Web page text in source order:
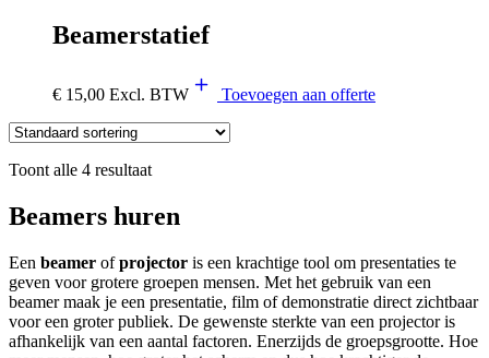
Beamerstatief
€ 15,00 Excl. BTW Toevoegen aan offerte
Toont alle 4 resultaat
Beamers huren
Een beamer ofprojector is een krachtige tool om presentaties te
geven voor grotere groepen mensen. Met het gebruik van een
beamer maak je een presentatie, film of demonstratie direct zichtbaar
voor een groter publiek. De gewenste sterkte van een projector is
afhankelijk van een aantal factoren. Enerzijds de groepsgrootte. Hoe